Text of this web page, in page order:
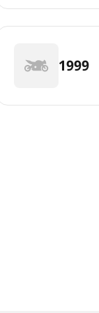
1999